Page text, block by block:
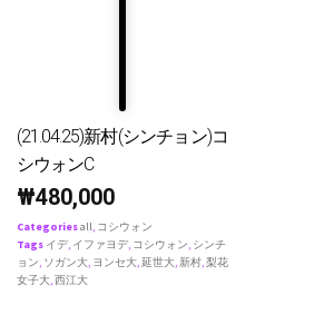
(21.04.25)新村(シンチョン)コ
シウォンC
₩480,000
Categoriesall, コシウォン
Tags イデ, イファヨデ, コシウォン, シンチ
ョン, ソガン大, ヨンセ大,延世大,新村,梨花
女子大,西江大